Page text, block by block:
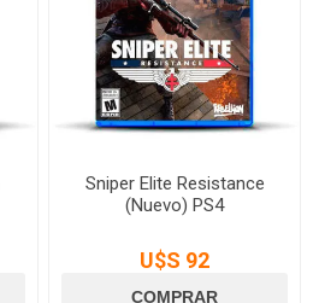
Sniper Elite Resistance
(Nuevo) PS4
U$S 92